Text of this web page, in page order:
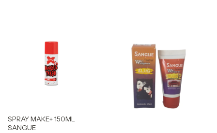
SPRAY MAKE+ 150ML
SANGUE